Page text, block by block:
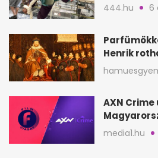
444.hu 6
Henrik
szagát
AXN Crime
media1.hu